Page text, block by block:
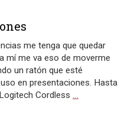
me tenga que quedar
mí me va eso de moverme
un ratón que esté
en presentaciones. Hasta
Cordless …